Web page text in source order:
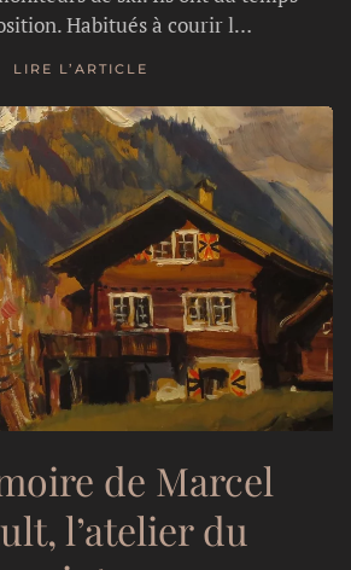
Habitués à courir l…
LIRE L’ARTICLE
de Marcel
l’atelier du